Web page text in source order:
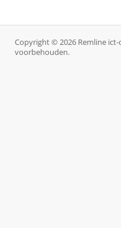
Copyright © 2026 Remline
voorbehouden.